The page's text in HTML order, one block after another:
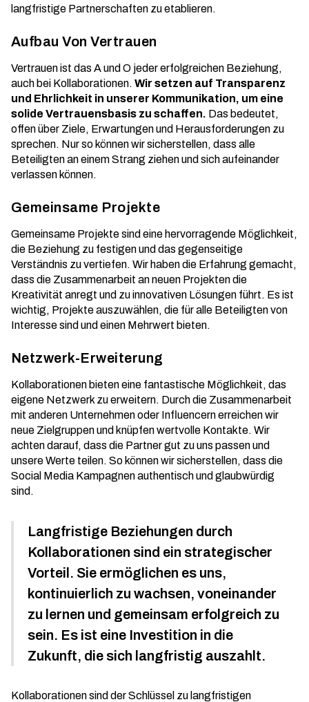
langfristige Partnerschaften zu etablieren.
Aufbau Von Vertrauen
Vertrauen ist das A und O jeder erfolgreichen Beziehung,
auch bei Kollaborationen. Wir setzen auf Transparenz
und Ehrlichkeit in unserer Kommunikation, um eine
solide Vertrauensbasis zu schaffen. Das bedeutet,
offen über Ziele, Erwartungen und Herausforderungen zu
sprechen. Nur so können wir sicherstellen, dass alle
Beteiligten an einem Strang ziehen und sich aufeinander
verlassen können.
Gemeinsame Projekte
Gemeinsame Projekte sind eine hervorragende Möglichkeit,
die Beziehung zu festigen und das gegenseitige
Verständnis zu vertiefen. Wir haben die Erfahrung gemacht,
dass die Zusammenarbeit an neuen Projekten die
Kreativität anregt und zu innovativen Lösungen führt. Es ist
wichtig, Projekte auszuwählen, die für alle Beteiligten von
Interesse sind und einen Mehrwert bieten.
Netzwerk-Erweiterung
Kollaborationen bieten eine fantastische Möglichkeit, das
eigene Netzwerk zu erweitern. Durch die Zusammenarbeit
mit anderen Unternehmen oder Influencern erreichen wir
neue Zielgruppen und knüpfen wertvolle Kontakte. Wir
achten darauf, dass die Partner gut zu uns passen und
unsere Werte teilen. So können wir sicherstellen, dass die
Social Media Kampagnenauthentisch und glaubwürdig
sind.
Langfristige Beziehungen durch
Kollaborationen sind ein strategischer
Vorteil. Sie ermöglichen es uns,
kontinuierlich zu wachsen, voneinander
zu lernen und gemeinsam erfolgreich zu
sein. Es ist eine Investition in die
Zukunft, die sich langfristig auszahlt.
Kollaborationen sind der Schlüssel zu langfristigen